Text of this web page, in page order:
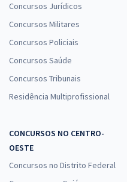
Concursos Jurídicos
Concursos Militares
Concursos Policiais
Concursos Saúde
Concursos Tribunais
Residência Multiprofissional
CONCURSOS NO CENTRO-
OESTE
Concursos no Distrito Federal